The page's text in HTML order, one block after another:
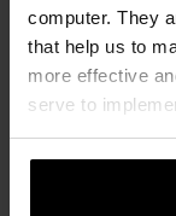
computer. They
that help us to
more effective
serve to
Referenser,
Ny
mellan arv